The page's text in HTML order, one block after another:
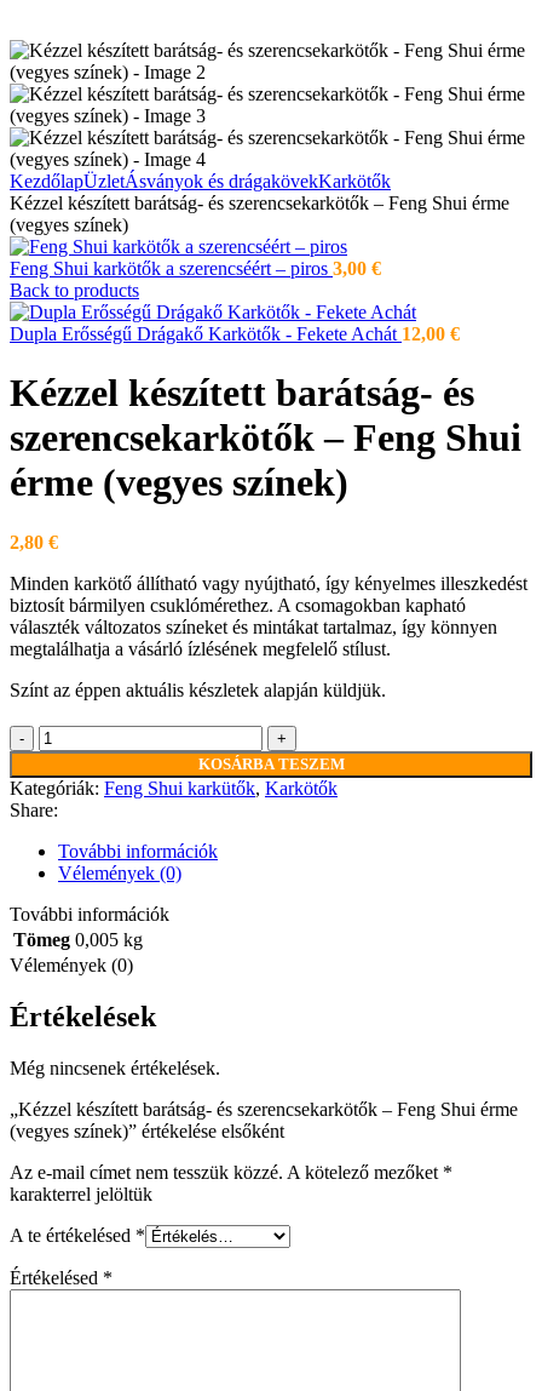
KezdőlapÜzletÁsványok és drágakövekKarkötők
Kézzel készített barátság- és szerencsekarkötők – Feng Shui érme
(vegyes színek)
Feng Shui karkötők a szerencséért – piros 3,00 €
Back to products
Dupla Erősségű Drágakő Karkötők - Fekete Achát 12,00 €
Kézzel készített barátság- és
szerencsekarkötők – Feng Shui
érme (vegyes színek)
2,80 €
Minden karkötő állítható vagy nyújtható, így kényelmes illeszkedést
biztosít bármilyen csuklómérethez. A csomagokban kapható
választék változatos színeket és mintákat tartalmaz, így könnyen
megtalálhatja a vásárló ízlésének megfelelő stílust.
Színt az éppen aktuális készletek alapján küldjük.
Kézzel
készített
barátság-
és
szerencsekarkötők
Feng
Shui
érme
(vegyes
színek)
mennyiség
KOSÁRBA TESZEM
Kategóriák: Feng Shui karkütők, Karkötők
Share:
További információk
Vélemények (0)
További információk
Tömeg 0,005 kg
Vélemények (0)
Értékelések
Még nincsenek értékelések.
„Kézzel készített barátság- és szerencsekarkötők – Feng Shui érme
(vegyes színek)” értékelése elsőként
Az e-mail címet nem tesszük közzé. A kötelező mezőket *
karakterrel jelöltük
A te értékelésed *
Értékelésed *